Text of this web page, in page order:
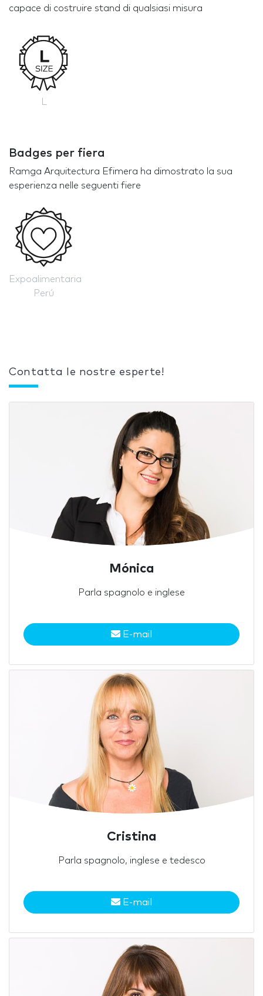
capace di costruire stand di qualsiasi misura
Badges per fiera
Ramga Arquitectura Efimera ha dimostrato la sua
esperienza nelle seguenti fiere
Expoalimentaria
Perú
Contatta le nostre esperte!
Mónica
Parla spagnolo e inglese
E-mail
Cristina
Parla spagnolo, inglese e tedesco
E-mail